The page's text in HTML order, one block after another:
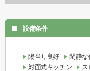
設備条件
陽当り良好 閑静な
対面式キッチン
ス